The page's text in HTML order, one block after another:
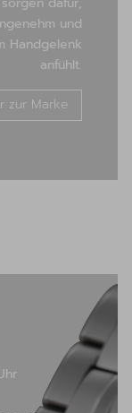
und
Handgelenk
anfühlt.
zur Marke